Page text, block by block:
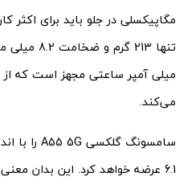
مگاپیکسلی در جلو باید برای اکثر
می‌کند.
6.1 عرضه خواهد کرد. این بدان